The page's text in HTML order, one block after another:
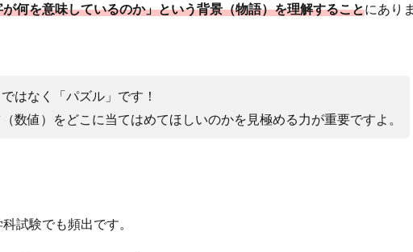
が何を意味しているのか」という背景（物語）を理解することにあり
はなく「パズル」です！
数値）をどこに当てはめてほしいのかを見極める力が重要ですよ。
試験でも頻出です。